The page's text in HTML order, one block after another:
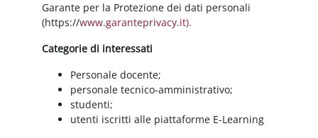
Garante per la Protezione dei dati personali
(https://www.garanteprivacy.it).
Categorie di interessati
Personale docente;
personale tecnico-amministrativo;
studenti;
utenti iscritti alle piattaforme E-Learning